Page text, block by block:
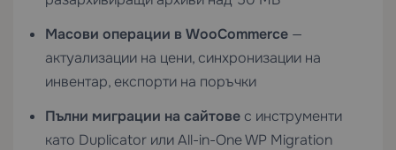
Масови операции в WooCommerce —
актуализации на цени, синхронизации на
инвентар, експорти на поръчки
Пълни миграции на сайтове с инструменти
като Duplicator или All-in-One WP Migration